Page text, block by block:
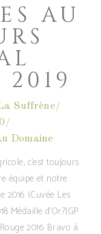
AU
Suffrène
0
Domaine
c'est toujours
équipe et notre
2016 (Cuvée Les
Médaille d'Or?IGP
2016 Bravo à